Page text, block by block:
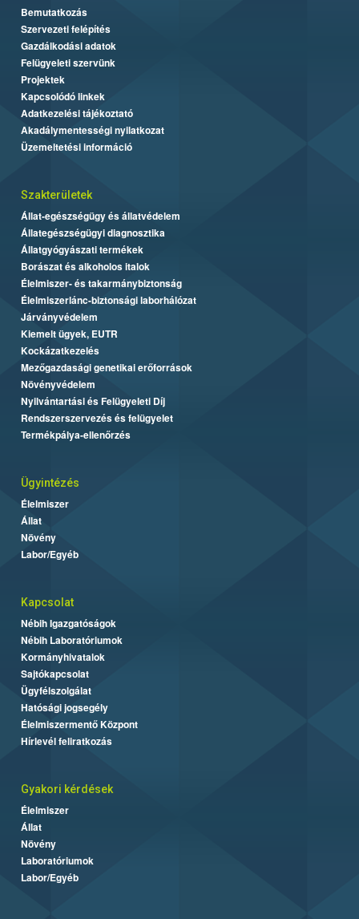
Bemutatkozás
Szervezeti felépítés
Gazdálkodási adatok
Felügyeleti szervünk
Projektek
Kapcsolódó linkek
Adatkezelési tájékoztató
Akadálymentességi nyilatkozat
Üzemeltetési információ
Szakterületek
Állat-egészségügy és állatvédelem
Állategészségügyi diagnosztika
Állatgyógyászati termékek
Borászat és alkoholos italok
Élelmiszer- és takarmánybiztonság
Élelmiszerlánc-biztonsági laborhálózat
Járványvédelem
Kiemelt ügyek, EUTR
Kockázatkezelés
Mezőgazdasági genetikai erőforrások
Növényvédelem
Nyilvántartási és Felügyeleti Díj
Rendszerszervezés és felügyelet
Termékpálya-ellenőrzés
Ügyintézés
Élelmiszer
Állat
Növény
Labor/Egyéb
Kapcsolat
Nébih Igazgatóságok
Nébih Laboratóriumok
Kormányhivatalok
Sajtókapcsolat
Ügyfélszolgálat
Hatósági jogsegély
Élelmiszermentő Központ
Hírlevél feliratkozás
Gyakori kérdések
Élelmiszer
Állat
Növény
Laboratóriumok
Labor/Egyéb